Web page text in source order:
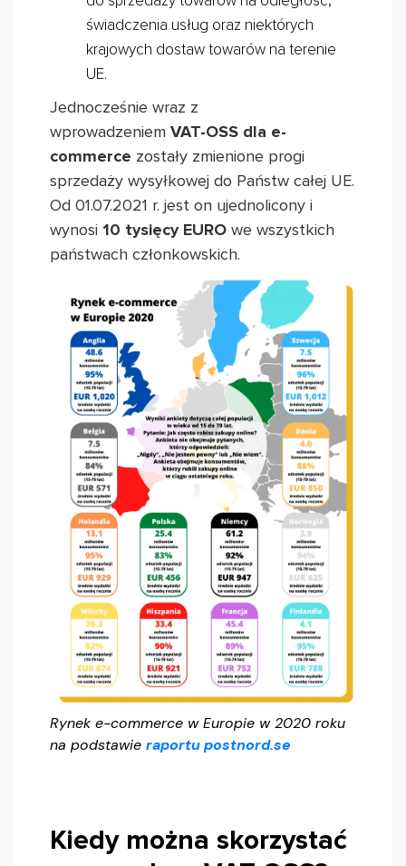
świadczenia usług oraz niektórych
krajowych dostaw towarów na terenie
UE.
Jednocześnie wraz z
wprowadzeniem VAT-OSS dla e-
commerce zostały zmienione progi
sprzedaży wysyłkowej do Państw całej UE.
Od 01.07.2021 r. jest on ujednolicony i
wynosi 10 tysięcy EURO we wszystkich
państwach członkowskich.
Rynek e-commerce w Europie w 2020 roku
na podstawie raportu postnord.se
Kiedy można skorzystać